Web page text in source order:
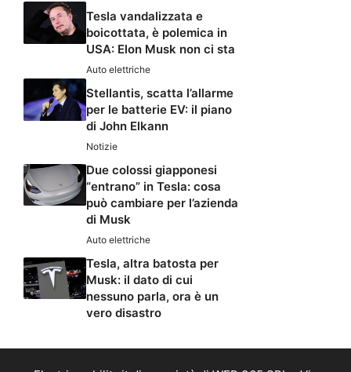
Tesla vandalizzata e
boicottata, è polemica in
USA: Elon Musk non ci sta
Auto elettriche
Stellantis, scatta l’allarme
per le batterie EV: il piano
di John Elkann
Notizie
Due colossi giapponesi
“entrano” in Tesla: cosa
può cambiare per l’azienda
di Musk
Auto elettriche
Tesla, altra batosta per
Musk: il dato di cui
nessuno parla, ora è un
vero disastro